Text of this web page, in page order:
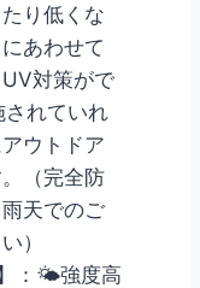
り低くな
あわせて
対策がで
れていれ
ウトドア
（完全防
天でのご
）
】：🌤強度高